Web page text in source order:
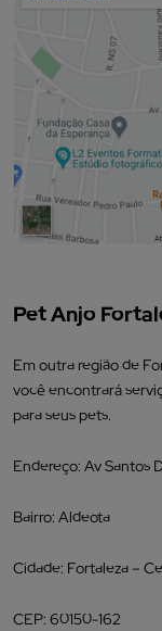
Pet Anjo
Em outra região de
você encontrará
para seus pets.
Endereço: Av Santos
Bairro: Aldeota
Cidade: Fortaleza –
CEP: 60150-162